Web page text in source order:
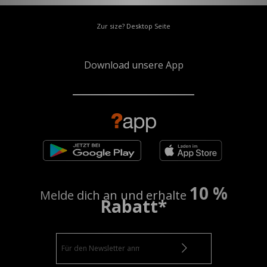
Zur size? Desktop Seite
Download unsere App
Melde dich an und erhalte 10 %
Rabatt*